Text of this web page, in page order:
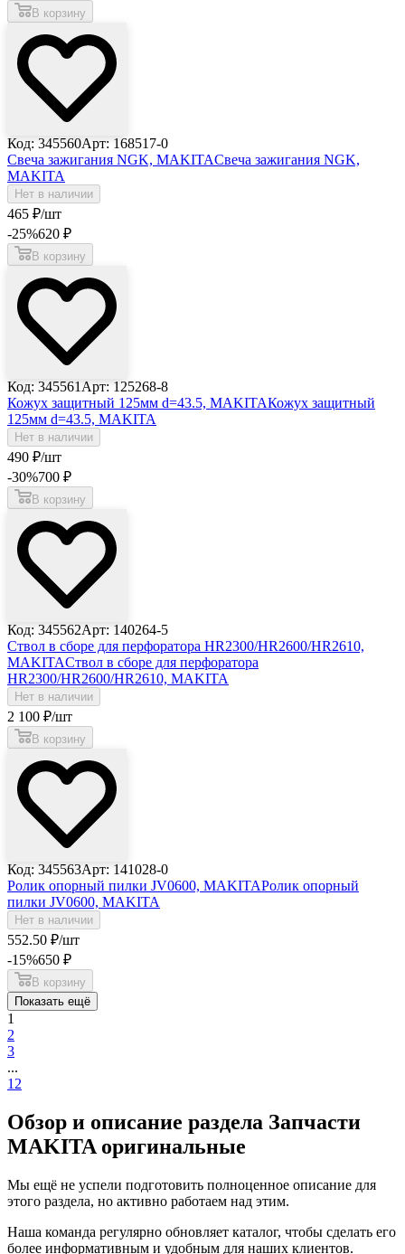
В корзину
Код: 345560Арт: 168517-0
Свеча зажигания NGK, MAKITAСвеча зажигания NGK,
MAKITA
Нет в наличии
465 ₽/шт
-25%620 ₽
В корзину
Код: 345561 Арт: 125268-8
Кожух защитный 125мм d=43.5, MAKITAКожух защитный
125мм d=43.5, MAKITA
Нет в наличии
490 ₽/шт
-30%700 ₽
В корзину
Код: 345562Арт: 140264-5
Ствол в сборе для перфоратора HR2300/HR2600/HR2610,
MAKITAСтвол в сборе для перфоратора
HR2300/HR2600/HR2610, MAKITA
Нет в наличии
2 100 ₽/шт
В корзину
Код: 345563Арт: 141028-0
Ролик опорный пилки JV0600, MAKITAРолик опорный
пилки JV0600, MAKITA
Нет в наличии
552.50 ₽/шт
-15%650 ₽
В корзину
Показать ещё
1
2
3
...
12
Обзор и описание раздела Запчасти
MAKITA оригинальные
Мы ещё не успели подготовить полноценное описание для
этого раздела, но активно работаем над этим.
Наша команда регулярно обновляет каталог, чтобы сделать его
более информативным и удобным для наших клиентов.